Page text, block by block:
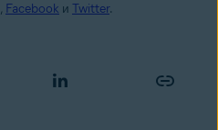
, Facebook и Twitter.